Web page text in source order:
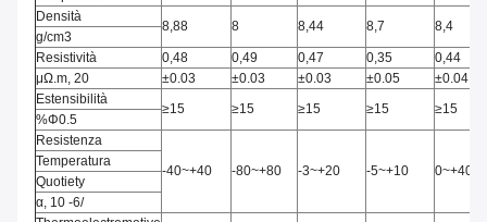
Densità
8,88 8 8,44 8,7 8,4
g/cm3
Resistività
0,48 0,49 0,47 0,35
0,44
μΩ.m, 20
±0.03 ±0.03 ±0.03 ±0.05
±0.04
Estensibilità
≥15 ≥15 ≥15 ≥15 ≥15
%Φ0.5
Resistenza
-40~+40
-80~+80 -3~+20 -5~+10 0~+40
Temperatura
Quotiety
α, 10 -6/